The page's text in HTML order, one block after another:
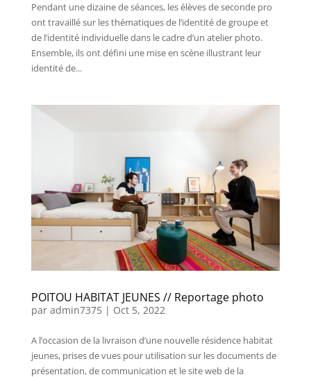
Pendant une dizaine de séances, les élèves de seconde pro
ont travaillé sur les thématiques de l’identité de groupe et
de l’identité individuelle dans le cadre d’un atelier photo.
Ensemble, ils ont défini une mise en scène illustrant leur
identité de...
POITOU HABITAT JEUNES // Reportage photo
par admin7375| Oct 5, 2022
A l’occasion de la livraison d’une nouvelle résidence habitat
jeunes, prises de vues pour utilisation sur les documents de
présentation, de communication et le site web de la